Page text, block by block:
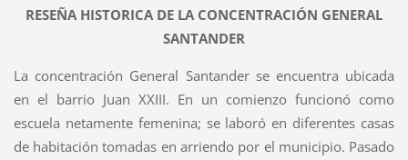
RESEÑA HISTORICA DE LA CONCENTRACIÓN GENERAL
SANTANDER
La concentración General Santander se encuentra ubicada
en el barrio Juan XXIII. En un comienzo funcionó como
escuela netamente femenina; se laboró en diferentes casas
de habitación tomadas en arriendo por el municipio. Pasado